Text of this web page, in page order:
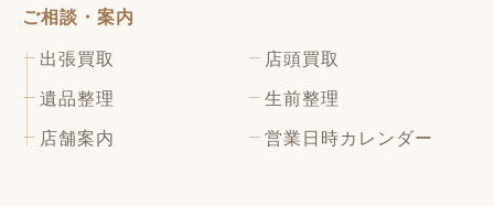
ご相談・案内
出張買取 店頭買取
遺品整理 生前整理
店舗案内 営業日時カレンダー